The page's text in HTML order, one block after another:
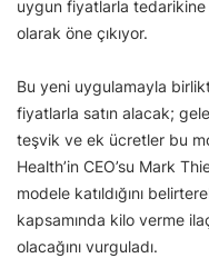
uygun fiyatlarla
olarak öne çıkıyor.
Bu yeni uygulamayla
fiyatlarla satın alacak;
teşvik ve ek ücretler bu
Health’in CEO’su Mark
modele katıldığını
kapsamında kilo verme
olacağını vurguladı.